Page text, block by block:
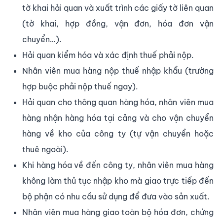
tờ khai hải quan và xuất trình các giấy tờ liên quan
(tờ khai, hợp đồng, vận đơn, hóa đơn vận
chuyển…).
Hải quan kiểm hóa và xác định thuế phải nộp.
Nhân viên mua hàng nộp thuế nhập khẩu (trường
hợp buộc phải nộp thuế ngay).
Hải quan cho thông quan hàng hóa, nhân viên mua
hàng nhận hàng hóa tại cảng và cho vận chuyển
hàng về kho của công ty (tự vận chuyển hoặc
thuê ngoài).
Khi hàng hóa về đến công ty, nhân viên mua hàng
không làm thủ tục nhập kho mà giao trực tiếp đến
bộ phận có nhu cầu sử dụng để đưa vào sản xuất.
Nhân viên mua hàng giao toàn bộ hóa đơn, chứng